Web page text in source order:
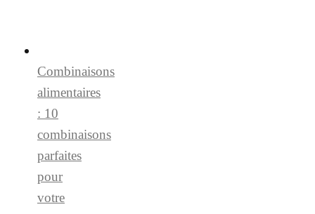
Combinaisons
alimentaires
: 10
combinaisons
parfaites
pour
votre